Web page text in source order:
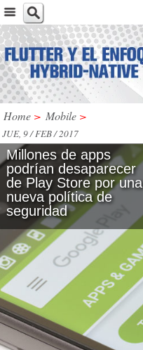
Home > Mobile >
JUE, 9 / FEB / 2017
Millones de apps
podrían desaparecer
de Play Store por una
nueva política de
seguridad